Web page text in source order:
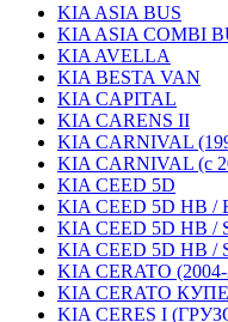
KIA ASIA BUS
KIA ASIA COMBI
KIA AVELLA
KIA BESTA VAN
KIA CAPITAL
KIA CARENS II
KIA CARNIVAL
KIA CARNIVAL (с
KIA CEED 5D
KIA CEED 5D HB /
KIA CEED 5D HB /
KIA CEED 5D HB /
KIA CERATO
KIA CERATO КУПЕ
KIA CERES I